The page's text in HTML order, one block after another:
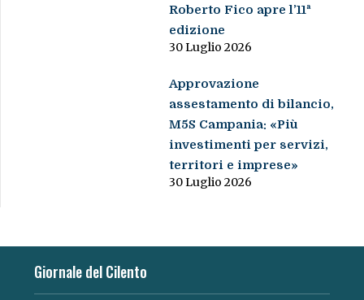
Roberto Fico apre l’11ª
edizione
30 Luglio 2026
Approvazione
assestamento di bilancio,
M5S Campania: «Più
investimenti per servizi,
territori e imprese»
30 Luglio 2026
Giornale del Cilento